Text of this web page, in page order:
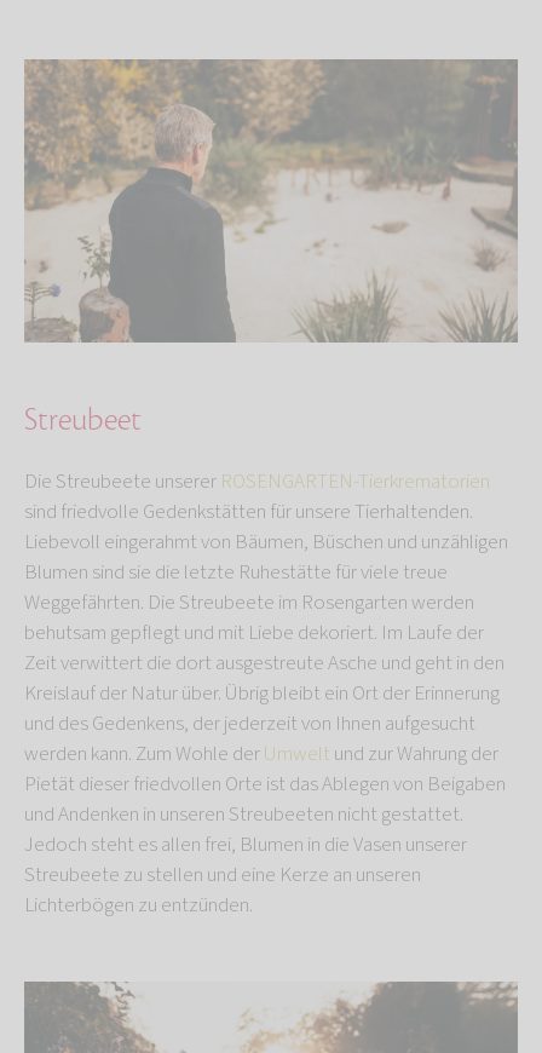
Streubeet
Die Streubeete unserer ROSENGARTEN-Tierkrematorien
sind friedvolle Gedenkstätten für unsere Tierhaltenden.
Liebevoll eingerahmt von Bäumen, Büschen und unzähligen
Blumen sind sie die letzte Ruhestätte für viele treue
Weggefährten. Die Streubeete im Rosengarten werden
behutsam gepflegt und mit Liebe dekoriert. Im Laufe der
Zeit verwittert die dort ausgestreute Asche und geht in den
Kreislauf der Natur über. Übrig bleibt ein Ort der Erinnerung
und des Gedenkens, der jederzeit von Ihnen aufgesucht
werden kann. Zum Wohle derUmwelt und zur Wahrung der
Pietät dieser friedvollen Orte ist das Ablegen von Beigaben
und Andenken in unseren Streubeeten nicht gestattet.
Jedoch steht es allen frei, Blumen in die Vasen unserer
Streubeete zu stellen und eine Kerze an unseren
Lichterbögen zu entzünden.